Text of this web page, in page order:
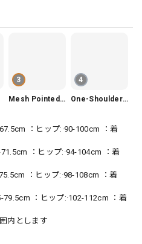
3
Mesh Pointed Toe Pumps V165
4
One-Shoulder Slim-Fit Flattering Mermaid Skirt Dress V2295
：ヒップ:·90-100cm ：着
：ヒップ:·94-104cm ：着
：ヒップ:·98-108cm ：着
：ヒップ:·102-112cm ：着
内とします